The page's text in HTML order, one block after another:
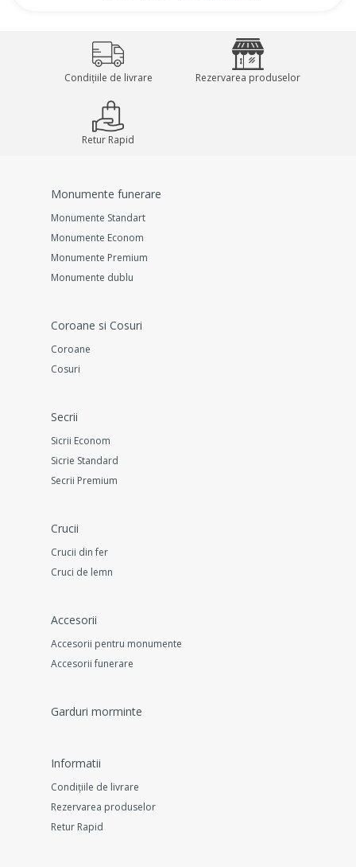
Condițiile de livrare Rezervarea produselor
Retur Rapid
Monumente funerare
Monumente Standart
Monumente Econom
Monumente Premium
Monumente dublu
Coroane si Cosuri
Coroane
Cosuri
Secrii
Sicrii Econom
Sicrie Standard
Secrii Premium
Crucii
Crucii din fer
Cruci de lemn
Accesorii
Accesorii pentru monumente
Accesorii funerare
Garduri morminte
Informatii
Condițiile de livrare
Rezervarea produselor
Retur Rapid